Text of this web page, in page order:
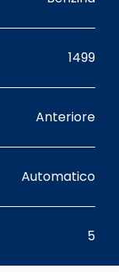
1499
Anteriore
Automatico
5